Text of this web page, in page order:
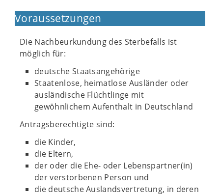
Voraussetzungen
Die Nachbeurkundung des Sterbefalls ist
möglich für:
deutsche Staatsangehörige
Staatenlose, heimatlose Ausländer oder
ausländische Flüchtlinge mit
gewöhnlichem Aufenthalt in Deutschland
Antragsberechtigte sind:
die Kinder,
die Eltern,
der oder die Ehe- oder Lebenspartner(in)
der verstorbenen Person und
die deutsche Auslandsvertretung, in deren